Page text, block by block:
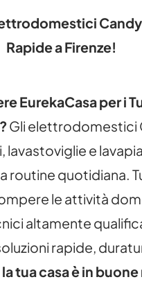
Rapide a Firenze!
EurekaCasa per i
Gli elettrodomestici
lavastoviglie e
routine quotidiana.
le attività
altamente
rapide,
tua casa è in buone